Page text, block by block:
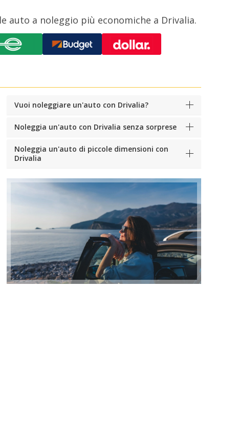
auto a noleggio più economiche a Drivalia.
Vuoi noleggiare un'auto con Drivalia?
Noleggia un'auto con Drivalia senza sorprese
Noleggia un'auto di piccole dimensioni con
Drivalia